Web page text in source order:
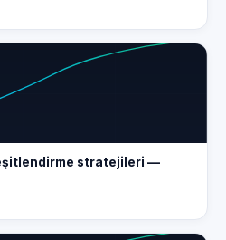
stratejileri —